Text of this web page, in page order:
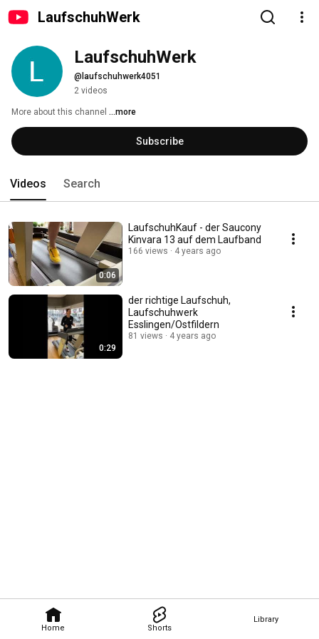
LaufschuhWerk
Home Shorts
Library
LaufschuhWerk
@laufschuhwerk4051
2 videos
More about this channel ...more
Subscribe
Videos Search
0:06
LaufschuhKauf - der Saucony
Kinvara 13 auf dem Laufband
166 views 4 years ago
0:29
der richtige Laufschuh,
Laufschuhwerk
Esslingen/Ostfildern
81 views 4 years ago